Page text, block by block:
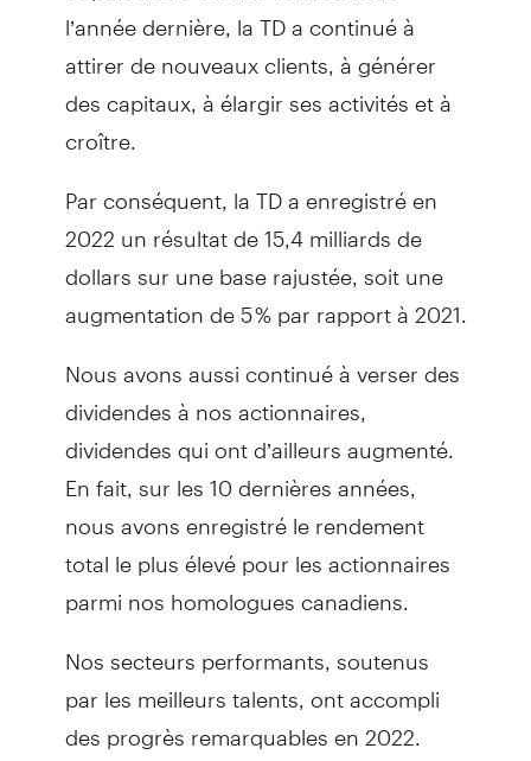
l’année dernière, la TD a continué à
attirer de nouveaux clients, à générer
des capitaux, à élargir ses activités et à
croître.
Par conséquent, la TD a enregistré en
2022 un résultat de 15,4 milliards de
dollars sur une base rajustée, soit une
augmentation de 5 % par rapport à 2021.
Nous avons aussi continué à verser des
dividendes à nos actionnaires,
dividendes qui ont d’ailleurs augmenté.
En fait, sur les 10 dernières années,
nous avons enregistré le rendement
total le plus élevé pour les actionnaires
parmi nos homologues canadiens.
Nos secteurs performants, soutenus
par les meilleurs talents, ont accompli
des progrès remarquables en 2022.